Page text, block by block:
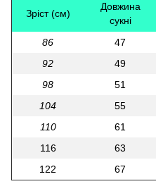
Зріст (см)
Довжина
сукні
86
47
92
49
98
51
104
55
110
61
116
63
122
67